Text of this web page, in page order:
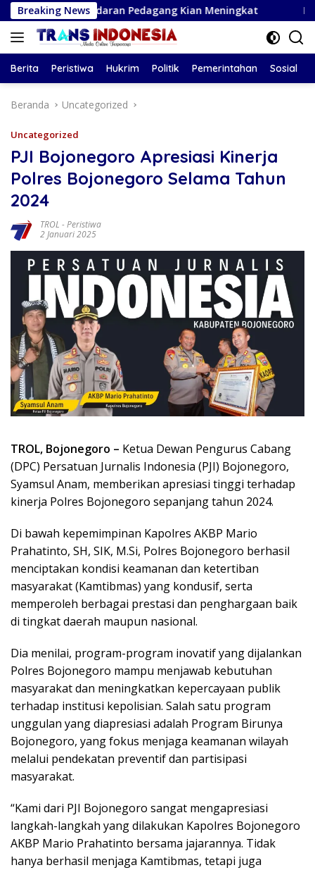
Langsung
ke
konten
Breaking NewsPedagang Kian Meningkat Bupati Magetan
Berita Peristiwa Hukrim Politik Pemerintahan Sosial
Beranda Uncategorized
Uncategorized
PJI Bojonegoro Apresiasi Kinerja
Polres Bojonegoro Selama Tahun
2024
TROL -Peristiwa
2 Januari 2025
TROL, Bojonegoro – Ketua Dewan Pengurus Cabang
(DPC) Persatuan Jurnalis Indonesia (PJI) Bojonegoro,
Syamsul Anam, memberikan apresiasi tinggi terhadap
kinerja Polres Bojonegoro sepanjang tahun 2024.
Di bawah kepemimpinan Kapolres AKBP Mario
Prahatinto, SH, SIK, M.Si, Polres Bojonegoro berhasil
menciptakan kondisi keamanan dan ketertiban
masyarakat (Kamtibmas) yang kondusif, serta
memperoleh berbagai prestasi dan penghargaan baik
di tingkat daerah maupun nasional.
Dia menilai, program-program inovatif yang dijalankan
Polres Bojonegoro mampu menjawab kebutuhan
masyarakat dan meningkatkan kepercayaan publik
terhadap institusi kepolisian. Salah satu program
unggulan yang diapresiasi adalah Program Birunya
Bojonegoro, yang fokus menjaga keamanan wilayah
melalui pendekatan preventif dan partisipasi
masyarakat.
“Kami dari PJI Bojonegoro sangat mengapresiasi
langkah-langkah yang dilakukan Kapolres Bojonegoro
AKBP Mario Prahatinto bersama jajarannya. Tidak
hanya berhasil menjaga Kamtibmas, tetapi juga